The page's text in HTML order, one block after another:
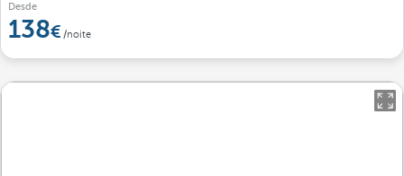
Desde
138 /noite